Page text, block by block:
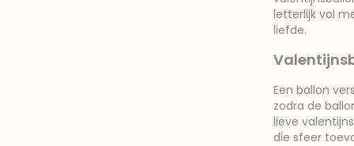
letterlijk vol
liefde.
Een ballon
zodra de
lieve
die sfeer